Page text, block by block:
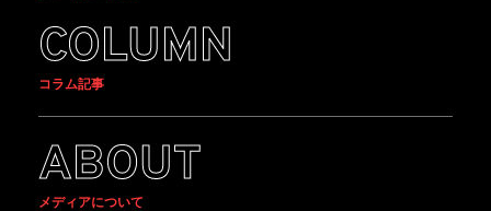
COLUMN
コラム記事
ABOUT
メディアについて